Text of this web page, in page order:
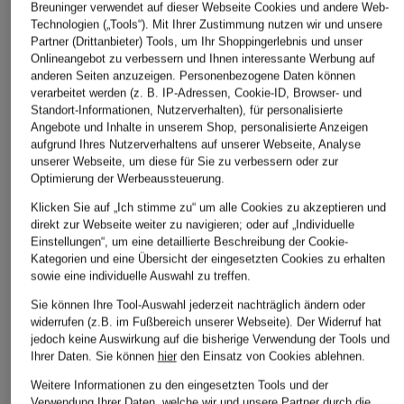
ASICS
Tennisschuhe GEL-
CHALLENGER 15
CHF 75
Laufschuhe Y-3
ADIOS PRO 4
CHF 349
Laufschuhe RIDE 19
CHF 189
Breuninger verwendet auf dieser Webseite Cookies und andere Web-
Technologien („Tools“). Mit Ihrer Zustimmung nutzen wir und unsere
Partner (Drittanbieter) Tools, um Ihr Shoppingerlebnis und unser
Onlineangebot zu verbessern und Ihnen interessante Werbung auf
anderen Seiten anzuzeigen. Personenbezogene Daten können
verarbeitet werden (z. B. IP-Adressen, Cookie-ID, Browser- und
Standort-Informationen, Nutzerverhalten), für personalisierte
Angebote und Inhalte in unserem Shop, personalisierte Anzeigen
aufgrund Ihres Nutzerverhaltens auf unserer Webseite, Analyse
unserer Webseite, um diese für Sie zu verbessern oder zur
Optimierung der Werbeaussteuerung.
Klicken Sie auf „Ich stimme zu“ um alle Cookies zu akzeptieren und
direkt zur Webseite weiter zu navigieren; oder auf „Individuelle
Einstellungen“, um eine detaillierte Beschreibung der Cookie-
Kategorien und eine Übersicht der eingesetzten Cookies zu erhalten
sowie eine individuelle Auswahl zu treffen.
Sie können Ihre Tool-Auswahl jederzeit nachträglich ändern oder
widerrufen (z.B. im Fußbereich unserer Webseite). Der Widerruf hat
jedoch keine Auswirkung auf die bisherige Verwendung der Tools und
Ihrer Daten. Sie können hierden Einsatz von Cookies ablehnen.
Weitere Informationen zu den eingesetzten Tools und der